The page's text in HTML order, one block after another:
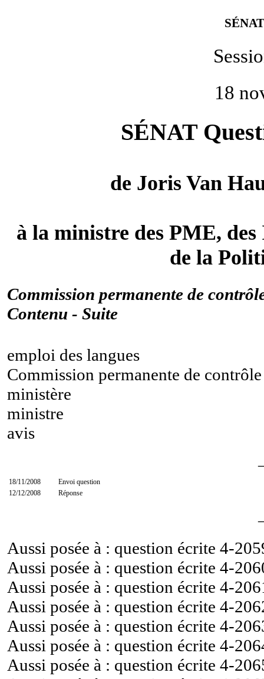
18
SÉNAT
de Joris Van
à la ministre des PME,
de la
Commission permanente de
Contenu - Suite
emploi des langues
Commission permanente de
ministère
ministre
avis
18/11/2008
Envoi question
12/12/2008
Réponse
Aussi posée à : question écrite 4-
Aussi posée à : question écrite 4-
Aussi posée à : question écrite 4-
Aussi posée à : question écrite 4-
Aussi posée à : question écrite 4-
Aussi posée à : question écrite 4-
Aussi posée à : question écrite 4-